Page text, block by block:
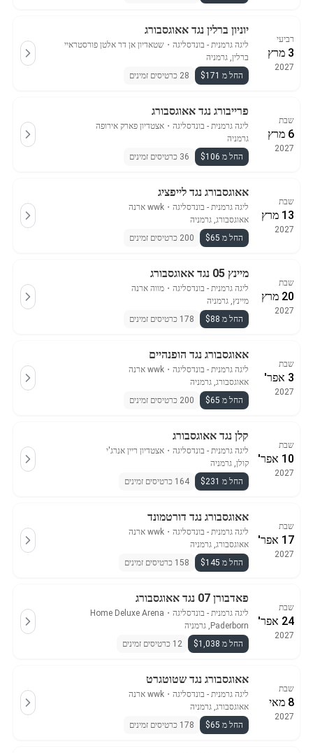
רביעי
3 מרץ
2027
יוניון ברלין נגד אאוגסבורג
ליגה גרמנית - בונדסליגה ・ שטאדיון אן דר אלטן פורסטראיי
ברלין, גרמניה
החל מ $171
28 כרטיסים זמינים
שבת
6 מרץ
2027
פרייבורג נגד אאוגסבורג
ליגה גרמנית - בונדסליגה ・ אצטדיון פארק אירופה
גרמניה
החל מ $106
36 כרטיסים זמינים
שבת
13 מרץ
2027
אאוגסבורג נגד לייפציג
ליגה גרמנית - בונדסליגה ・ wwk ארנה
אאוגסבורג, גרמניה
החל מ $65
200 כרטיסים זמינים
שבת
20 מרץ
2027
מיינץ 05 נגד אאוגסבורג
ליגה גרמנית - בונדסליגה ・ מווה ארנה
מיינץ, גרמניה
החל מ $88
178 כרטיסים זמינים
שבת
3 אפר'
2027
אאוגסבורג נגד הופנהיים
ליגה גרמנית - בונדסליגה ・ wwk ארנה
אאוגסבורג, גרמניה
החל מ $65
200 כרטיסים זמינים
שבת
10 אפר'
2027
קלן נגד אאוגסבורג
ליגה גרמנית - בונדסליגה ・ אצטדיון ריין אנרג'י
קולן, גרמניה
החל מ $231
164 כרטיסים זמינים
שבת
17 אפר'
2027
אאוגסבורג נגד דורטמונד
ליגה גרמנית - בונדסליגה ・ wwk ארנה
אאוגסבורג, גרמניה
החל מ $145
158 כרטיסים זמינים
שבת
24 אפר'
2027
פאדבורן 07 נגד אאוגסבורג
ליגה גרמנית - בונדסליגה ・
Home Deluxe Arena
Paderborn, גרמניה
החל מ $1,038
12 כרטיסים זמינים
שבת
8 מאי
2027
אאוגסבורג נגד שטוטגרט
ליגה גרמנית - בונדסליגה ・ wwk ארנה
אאוגסבורג, גרמניה
החל מ $65
178 כרטיסים זמינים